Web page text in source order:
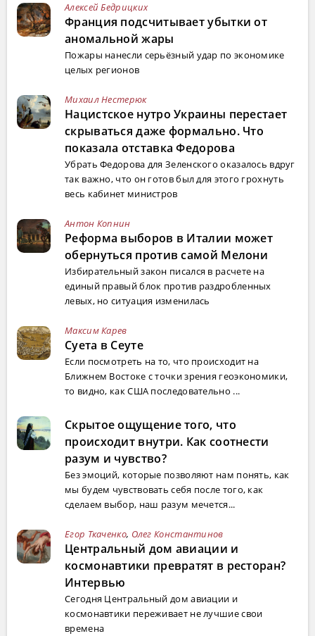
Алексей Бедрицких
Франция подсчитывает убытки от
аномальной жары
Пожары нанесли серьёзный удар по экономике
целых регионов
Михаил Нестерюк
Нацистское нутро Украины перестает
скрываться даже формально. Что
показала отставка Федорова
Убрать Федорова для Зеленского оказалось вдруг
так важно, что он готов был для этого грохнуть
весь кабинет министров
Антон Копнин
Реформа выборов в Италии может
обернуться против самой Мелони
Избирательный закон писался в расчете на
единый правый блок против раздробленных
левых, но ситуация изменилась
Максим Карев
Суета в Сеуте
Если посмотреть на то, что происходит на
Ближнем Востоке с точки зрения геоэкономики,
то видно, как США последовательно ...
Скрытое ощущение того, что
происходит внутри. Как соотнести
разум и чувство?
Без эмоций, которые позволяют нам понять, как
мы будем чувствовать себя после того, как
сделаем выбор, наш разум мечется...
Егор Ткаченко, Олег Константинов
Центральный дом авиации и
космонавтики превратят в ресторан?
Интервью
Сегодня Центральный дом авиации и
космонавтики переживает не лучшие свои
времена